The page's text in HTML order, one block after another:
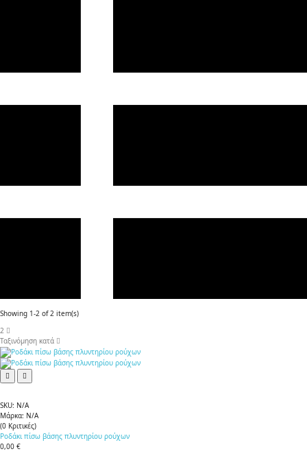
Showing 1-2 of 2 item(s)
2
Ταξινόμηση κατά
SKU: N/A
Μάρκα: N/A
(0 Κριτικές)
Ροδάκι πίσω βάσης πλυντηρίου ρούχων
0,00 €